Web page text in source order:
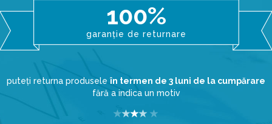
100%
garanție de returnare
puteți returna produsele în termen de 3 luni de la cumpărare
fără a indica un motiv